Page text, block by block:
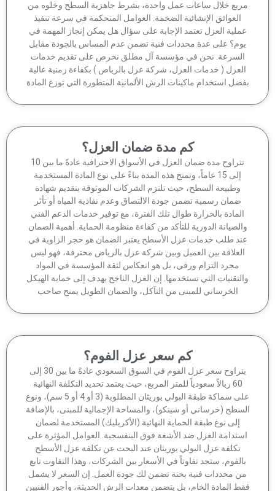
خلال ساعات عمل واحدة، بشرط جاهزية السطح وخلوه من
العوائق الإنشائية الضخمة. العوامل المتحكمة في سرعة تنفيذ
العزل تعتمد الإجابة على سؤال هل يمكن إنجاز المهمة في
على عدة محددات فنية تضمن عدم المساس بالجودة مقابل
نحن في مؤسسة آل مطلق نحرص على تقديم خدمات
( خدمات العزل، شركة عزل بالرياض ) بكفاءة زمنية عالية
استخدام ماكينات الرش الألمانية المتطورة التي توزع المادة
كم مدة ضمان العزل؟
تتراوح مدة ضمان العزل في الأسواق الاحترافية عادةً ما بين 10
إلى 15 عاماً، وتمنح هذه المدة بناءً على نوع المادة المستخدمة
وطبيعة السطح، حيث تلتزم الشركات الموثوقة بتقديم شهادة
ضمان رسمية تضمن جودة الالتصاق وعدم نفاذية المياه أو تأثر
المادة بالحرارة طوال تلك الفترة، مع توفير خدمات الدعم الفني
الدورية للتأكد من كفاءة منظومة الحماية. أهمية الضمان
طلب خدمات عزل الأسطح يعتبر الضمان هو حجر الزاوية في
بين العميل وبين شركة عزل بالرياض محترفة، فهو ليس
مجرد التزام ورقي، بل هو انعكاس لثقة المؤسسة في المواد
التي تستخدمها. إن العزل الناجح يهدف إلى حماية الهيكل
الخرساني للمبنى من التآكل، والضمان الطويل يمنح صاحب
كم سعر عزل الفوم؟
يتراوح سعر عزل الفوم في السوق السعودي عادةً ما بين 30 إلى
60 ريالاً سعودياً للمتر المربع، حيث يعتمد تحديد التكلفة النهائية
على سماكة طبقة البولي يوريثان المطلوبة (3 أو 4 أو 5 سم)، ونوع
(خرساني أو شينكو)، والمساحة الإجمالية للمبنى، بالإضافة
إلى نوع طبقة الحماية النهائية (الأكريليك) المستخدمة لضمان
العزل ضد الأشعة فوق البنفسجية. العوامل المؤثرة على
تكلفة عزل البولي يوريثان عند البحث عن تكلفة عزل الأسطح
ستجد تفاوتاً في الأسعار بين الشركات، وهذا التفاوت نابع
محددات فنية بحتة تضمن لك جودة العمل. إن السعر لا يشمل
المادة الخام، بل يتضمن معدات الرش الحديثة، وأجور الفنيين